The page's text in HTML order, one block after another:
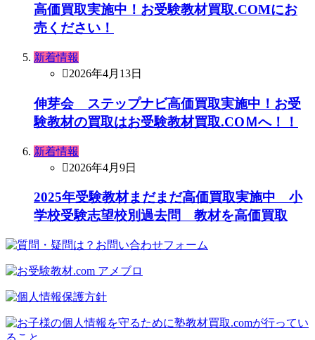
高価買取実施中！お受験教材買取.COMにお
売ください！
新着情報
2026年4月13日
伸芽会 ステップナビ高価買取実施中！お受
験教材の買取はお受験教材買取.COＭへ！！
新着情報
2026年4月9日
2025年受験教材まだまだ高価買取実施中 小
学校受験志望校別過去問 教材を高価買取